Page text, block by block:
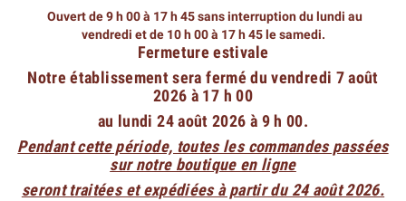
Ouvert de 9 h 00 à 17 h 45 sans interruption du lundi au
vendredi et de 10 h 00 à 17 h 45 le samedi.
Fermeture estivale
Notre établissement sera fermé du vendredi 7 août
2026 à 17 h 00
au lundi 24 août 2026 à 9 h 00.
Pendant cette période, toutes les commandes passées
sur notre boutique en ligne
seront traitées et expédiées à partir du 24 août 2026.